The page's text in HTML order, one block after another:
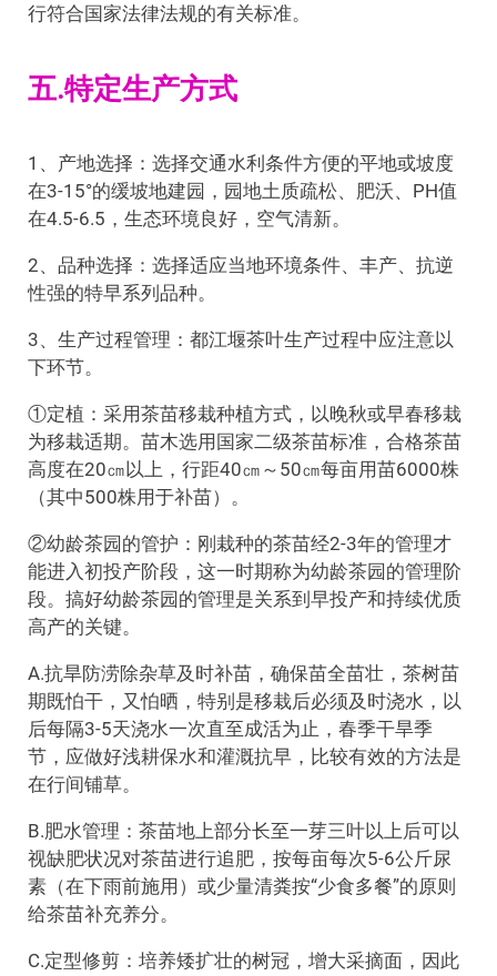
行符合国家法律法规的有关标准。
五.特定生产方式
1、产地选择：选择交通水利条件方便的平地或坡度
在3-15°的缓坡地建园，园地土质疏松、肥沃、PH值
在4.5-6.5，生态环境良好，空气清新。
2、品种选择：选择适应当地环境条件、丰产、抗逆
性强的特早系列品种。
3、生产过程管理：都江堰茶叶生产过程中应注意以
下环节。
①定植：采用茶苗移栽种植方式，以晚秋或早春移栽
为移栽适期。苗木选用国家二级茶苗标准，合格茶苗
高度在20㎝以上，行距40㎝～50㎝每亩用苗6000株
（其中500株用于补苗）。
②幼龄茶园的管护：刚栽种的茶苗经2-3年的管理才
能进入初投产阶段，这一时期称为幼龄茶园的管理阶
段。搞好幼龄茶园的管理是关系到早投产和持续优质
高产的关键。
A.抗旱防涝除杂草及时补苗，确保苗全苗壮，茶树苗
期既怕干，又怕晒，特别是移栽后必须及时浇水，以
后每隔3-5天浇水一次直至成活为止，春季干旱季
节，应做好浅耕保水和灌溉抗早，比较有效的方法是
在行间铺草。
B.肥水管理：茶苗地上部分长至一芽三叶以上后可以
视缺肥状况对茶苗进行追肥，按每亩每次5-6公斤尿
素（在下雨前施用）或少量清粪按“少食多餐”的原则
给茶苗补充养分。
C.定型修剪：培养矮扩壮的树冠，增大采摘面，因此